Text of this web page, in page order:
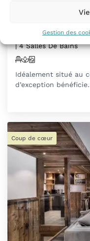
Gestion des
| 8 Personnes|
| 4 Salles De Bains
Idéalement situé au
d’exception
Coup de cœur